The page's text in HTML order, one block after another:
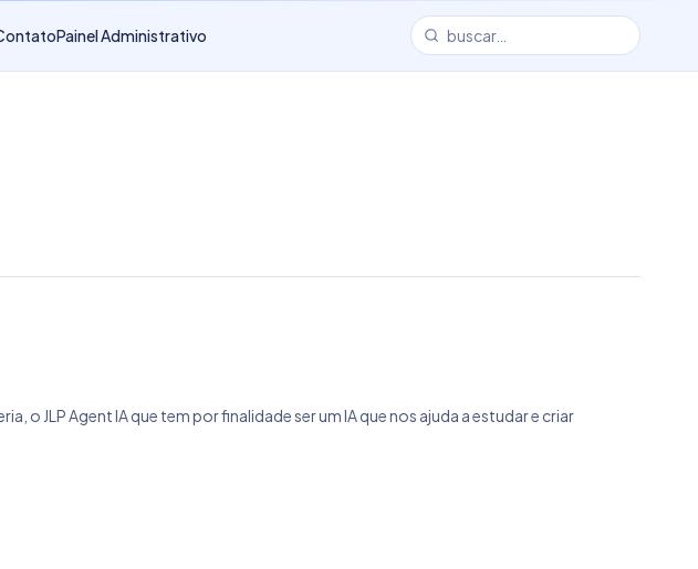
Painel Administrativo
o JLP Agent IA que tem por finalidade ser um IA que nos ajuda a estudar e criar